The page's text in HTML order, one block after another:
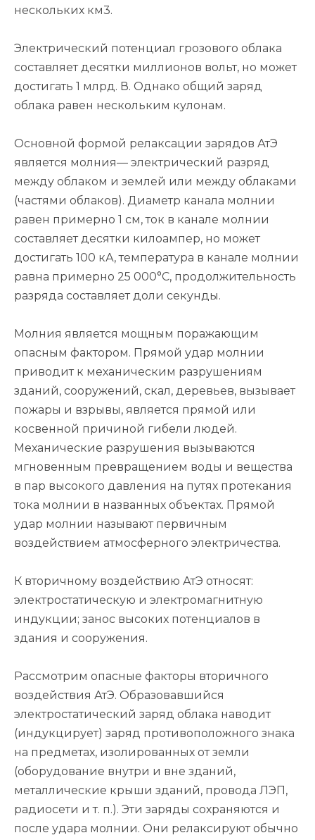
нескольких км3.
Электрический потенциал грозового облака
составляет десятки миллионов вольт, но может
достигать 1 млрд. В. Однако общий заряд
облака равен нескольким кулонам.
Основной формой релаксации зарядов АтЭ
является молния— электрический разряд
между облаком и землей или между облаками
(частями облаков). Диаметр канала молнии
равен примерно 1 см, ток в канале молнии
составляет десятки килоампер, но может
достигать 100 кА, температура в канале молнии
равна примерно 25 000°С, продолжительность
разряда составляет доли секунды.
Молния является мощным поражающим
опасным фактором. Прямой удар молнии
приводит к механическим разрушениям
зданий, сооружений, скал, деревьев, вызывает
пожары и взрывы, является прямой или
косвенной причиной гибели людей.
Механические разрушения вызываются
мгновенным превращением воды и вещества
в пар высокого давления на путях протекания
тока молнии в названных объектах. Прямой
удар молнии называют первичным
воздействием атмосферного электричества.
К вторичному воздействию АтЭ относят:
электростатическую и электромагнитную
индукции; занос высоких потенциалов в
здания и сооружения.
Рассмотрим опасные факторы вторичного
воздействия АтЭ. Образовавшийся
электростатический заряд облака наводит
(индукцирует) заряд противоположного знака
на предметах, изолированных от земли
(оборудование внутри и вне зданий,
металлические крыши зданий, провода ЛЭП,
радиосети и т. п.). Эти заряды сохраняются и
после удара молнии. Они релаксируют обычно